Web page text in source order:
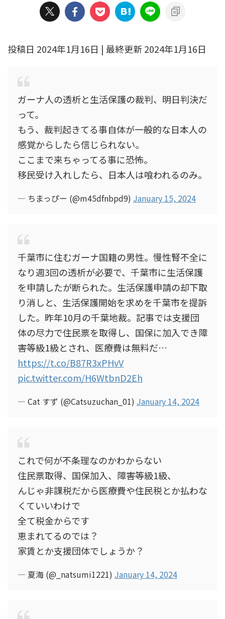
投稿日 2024年1月16日 | 最終更新 2024年1月16日
ガーナ人の透析と生活保護の裁判、明日判決だ
って。
もう、裁判起きてる事自体が一般的な日本人の
感覚からしたら信じられない。
ここまで来ちゃってる事に恐怖。
移民受け入れしたら、日本人は喰われるのみ。
— ちまっぴー (@m45dfnbpd9) January 15, 2024
千葉市に住むガーナ国籍の男性。慢性腎不全に
なり週3回の透析が必要で、千葉市に生活保護
を申請したが断られた。生活保護申請の却下取
り消しと、生活保護開始を求めを千葉市を提訴
した。昨年10月の千葉地裁。記事では支援団
体の尽力で住民票を取得し、国保に加入でき障
害等級1級とされ、医療費は無料だ…
https://t.co/B87R3xPHvV
pic.twitter.com/H6WtbnD2Eh
— Cat すず (@Catsuzuchan_01) January 14, 2024
これで何が不条理なのかわからない
住民票取得、国保加入、障害等級1級、
んじゃ非課税だから医療費や住民税とか払わな
くていいわけで
全て税金からです
恵まれてるのでは？
家賃とか支援団体でしょうか？
— 夏海 (@_natsumi1221) January 14, 2024